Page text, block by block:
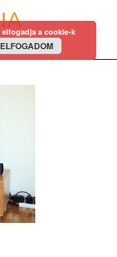
a cookie-k
ELFOGADOM